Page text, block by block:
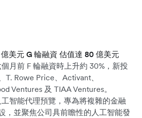
美元 G 輪融資 估值達 80 億美元
月前 F 輪融資時上升約 30%，新投
T. Rowe Price、Activant、
Ventures 及 TIAA Ventures。
智能代理預覽，專為將複雜的金融
，並聚焦公司具前瞻性的人工智能發